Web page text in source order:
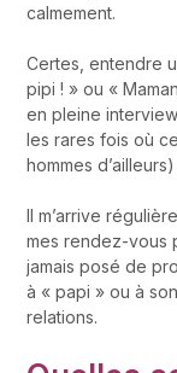
calmement.
Certes, entendre
pipi ! » ou «
en pleine
les rares fois où
hommes
Il m’arrive
mes rendez-vous
jamais posé de
à « papi » ou à
relations.